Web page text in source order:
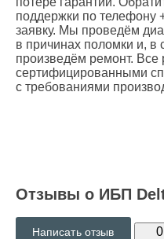
поддержки по телефону
заявку. Мы проведём
в причинах поломки и, в
произведём ремонт.
сертифицированными
с требованиями
Отзывы о ИБП
Написать отзыв